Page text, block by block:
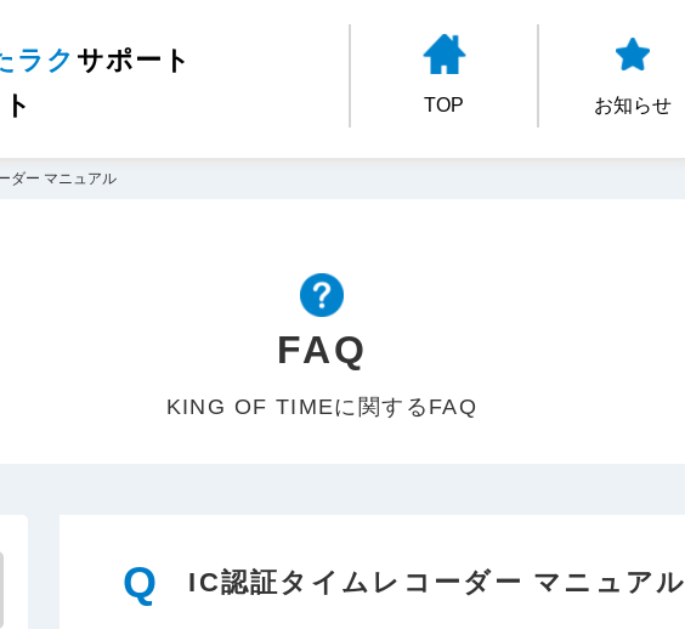
ラク サポート
TOP お知らせ
ダー マニュアル
FAQ
KING OF TIMEに関するFAQ
Q IC認証タイムレコーダー マニュアル